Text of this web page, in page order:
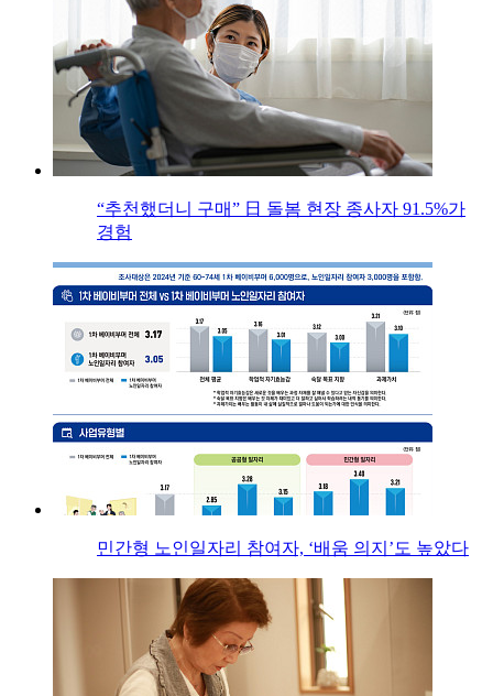
“추천했더니 구매” 日 돌봄 현장 종사자 91.5%가
경험
민간형 노인일자리 참여자, ‘배움 의지’도 높았다